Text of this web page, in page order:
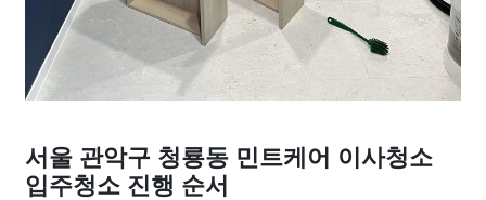
서울 관악구 청룡동 민트케어 이사청소
입주청소 진행 순서